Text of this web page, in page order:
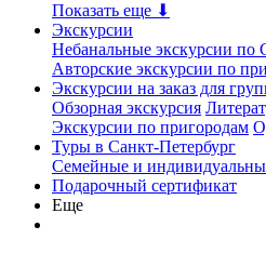
Показать еще ⬇
Экскурсии
Небанальные экскурсии по
Авторские экскурсии по
Экскурсии на заказ для
Обзорная экскурсия
Экскурсии по пригородам
Туры в Санкт-Петербург
Семейные и
Подарочный сертификат
Еще